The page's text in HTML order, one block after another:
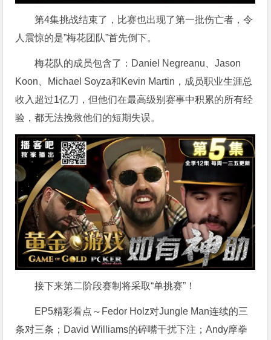
第4集挑战结束了，比赛也出现了第一批伤亡者，令
人震惊的是”梅花团队”首先倒下。
梅花队的成员包含了：Daniel Negreanu、Jason
Koon、Michael Soyza和Kevin Martin，成员职业生涯总
收入超过1亿刀，但他们在最高级别赛事中积累的所有经
验，都无法挽救他们的短期失误。
接下来第二阶段赛制将采取“单挑赛”！
EP5精彩看点～Fedor Holz对Jungle Man连续的三
条对三条；David Williams的碎嘴干扰下注；Andy摩拳